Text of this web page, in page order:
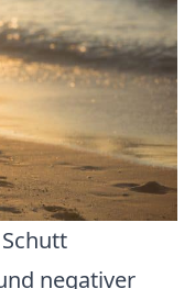
negativer